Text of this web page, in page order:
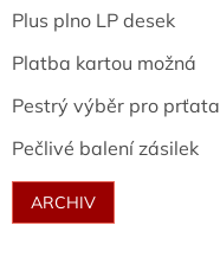
Plus plno LP desek
Platba kartou možná
Pestrý výběr pro prťata
Pečlivé balení zásilek
ARCHIV